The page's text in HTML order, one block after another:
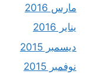
مارس 2016
يناير 2016
ديسمبر 2015
نوفمبر 2015